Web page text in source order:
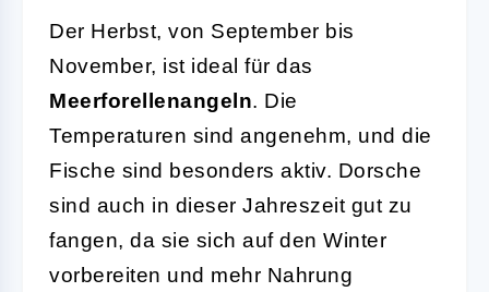
Der Herbst, von September bis
November, ist ideal für das
Meerforellenangeln. Die
Temperaturen sind angenehm, und die
Fische sind besonders aktiv. Dorsche
sind auch in dieser Jahreszeit gut zu
fangen, da sie sich auf den Winter
vorbereiten und mehr Nahrung